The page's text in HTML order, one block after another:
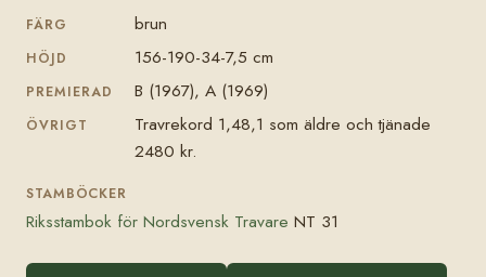
FÄRG brun
HÖJD 156-190-34-7,5 cm
PREMIERAD B (1967), A (1969)
ÖVRIGT
Travrekord 1,48,1 som äldre och tjänade
2480 kr.
STAMBÖCKER
Riksstambok för Nordsvensk Travare NT 31